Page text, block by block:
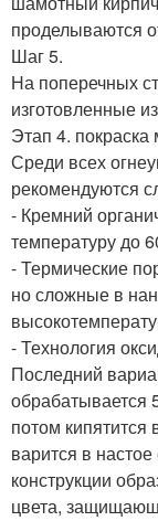
проделываются
Шаг 5.
На поперечных
изготовленные
Этап 4. покраска
Среди всех
рекомендуются
- Кремний
температуру до
- Термические
но сложные в
- Технология
Последний
обрабатывается
потом кипятится
варится в
конструкции
цвета,